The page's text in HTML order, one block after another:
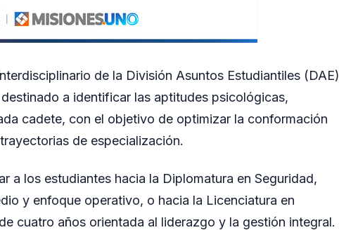
de la División Asuntos Estudiantiles (DAE)
a identificar las aptitudes psicológicas,
cadete, con el objetivo de optimizar la conformación
de especialización.
a los estudiantes hacia la Diplomatura en Seguridad,
y enfoque operativo, o hacia la Licenciatura en
cuatro años orientada al liderazgo y la gestión integral.